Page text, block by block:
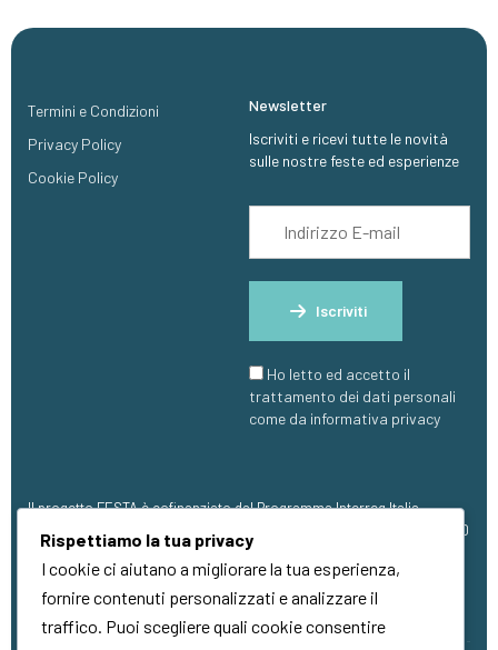
Termini e Condizioni
Privacy Policy
Cookie Policy
Newsletter
Iscriviti e ricevi tutte le novità
sulle nostre feste ed esperienze
Iscriviti
Ho letto ed accetto il
trattamento dei dati personali
come da informativa privacy
Il progetto FESTA è cofinanziato dal Programma Interreg Italia-
Francia Marittimo 2021 – 2027, con finanziamento pari a €1.273.304,00
(FESR).
Rispettiamo la tua privacy
I cookie ci aiutano a migliorare la tua esperienza,
fornire contenuti personalizzati e analizzare il
traffico. Puoi scegliere quali cookie consentire